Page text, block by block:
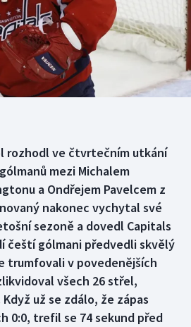
rozhodl ve čtvrtečním utkání
mezi Michalem
a Ondřejem Pavelcem z
nakonec vychytal své
sezoně a dovedl Capitals
čeští gólmani předvedli skvělý
trumfovali v povedenějších
všech 26 střel,
už se zdálo, že zápas
0:0, trefil se 74 sekund před